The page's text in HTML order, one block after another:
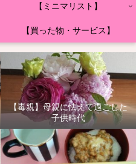
【ミニマリスト】
【買った物・サービス】
【毒親】母親に怯えて過ごした
子供時代